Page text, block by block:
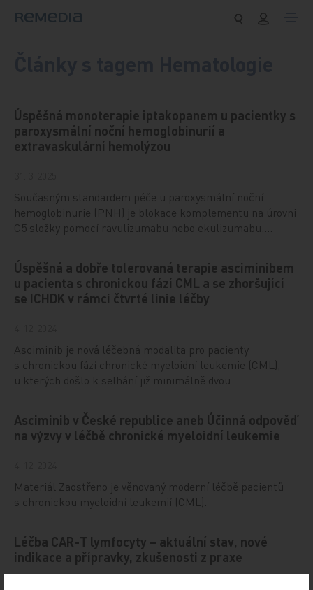
Úspěšná monoterapie iptakopanem u pacientky s
paroxysmální noční hemoglobinurií a
extravaskulární hemolýzou
Současným standardem péče u paroxysmální noční
hemoglobinurie (PNH) je blokace komplementu na úrovni
C5 složky pomocí ravulizumabu nebo ekulizumabu.…
Úspěšná a dobře tolerovaná terapie asciminibem
u pacienta s chronickou fází CML a se zhoršující
se ICHDK v rámci čtvrté linie léčby
Asciminib je nová léčebná modalita pro pacienty
s chronickou fází chronické myeloidní leukemie (CML),
u kterých došlo k selhání již minimálně dvou…
Asciminib v České republice aneb Účinná odpověď
na výzvy v léčbě chronické myeloidní leukemie
Materiál Zaostřeno je věnovaný moderní léčbě pacientů
s chronickou myeloidní leukemií (CML).
Léčba CAR-T lymfocyty – aktuální stav, nové
indikace a přípravky, zkušenosti z praxe